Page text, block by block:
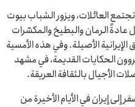
العائلات، ويزور الشباب بيوت
عادةً الرمان والبطيخ والمكسّرات
الإيرانية الأصيلة. وفي هذه الأمسية
الحكايات القديمة، في مشهد
الأجيال بالثقافة العريقة.
إلى إيران في الأيام الأخيرة من